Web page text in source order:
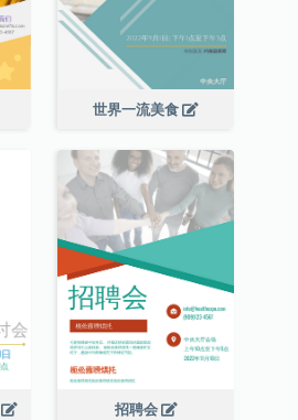
世界一流美食
招聘会